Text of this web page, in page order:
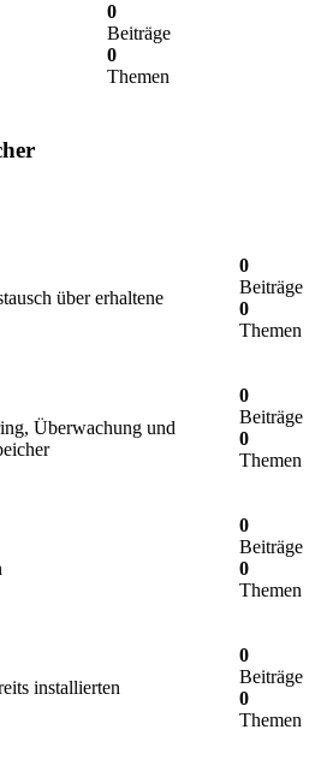
0
Beiträge
0
Themen
über erhaltene
0
Beiträge
0
Themen
Überwachung und
0
Beiträge
0
Themen
0
Beiträge
0
Themen
installierten
0
Beiträge
0
Themen